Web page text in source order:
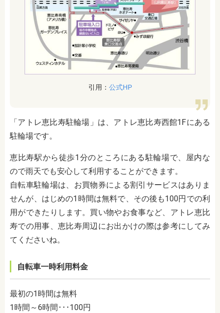
引用： 公式HP
「アトレ恵比寿駐輪場」は、アトレ恵比寿西館1Fにある
駐輪場です。
恵比寿駅から徒歩1分のところにある駐輪場で、屋内な
ので雨天でも安心して利用することができます。
自転車駐輪場は、お買物券による割引サービスはありま
せんが、はじめの1時間は無料で、その後も100円での利
用ができたりします。買い物やお食事など、アトレ恵比
寿での用事、恵比寿周辺にお出かけの際は参考にしてみ
てくださいね。
自転車一時利用料金
最初の1時間は無料
1時間～6時間･･･100円